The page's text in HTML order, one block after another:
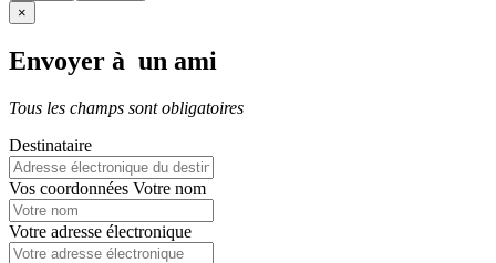
×
Envoyer à un ami
Tous les champs sont obligatoires
Destinataire
Vos coordonnées Votre nom
Votre adresse électronique